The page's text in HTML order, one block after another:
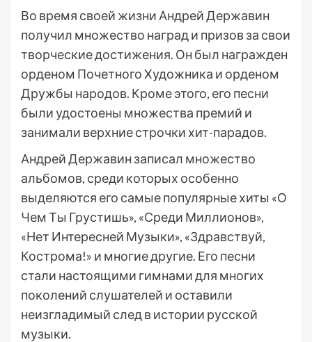
Во время своей жизни Андрей Державин
получил множество наград и призов за свои
творческие достижения. Он был награжден
орденом Почетного Художника и орденом
Дружбы народов. Кроме этого, его песни
были удостоены множества премий и
занимали верхние строчки хит-парадов.
Андрей Державин записал множество
альбомов, среди которых особенно
выделяются его самые популярные хиты «О
Чем Ты Грустишь», «Среди Миллионов»,
«Нет Интересней Музыки», «Здравствуй,
Кострома!» и многие другие. Его песни
стали настоящими гимнами для многих
поколений слушателей и оставили
неизгладимый след в истории русской
музыки.